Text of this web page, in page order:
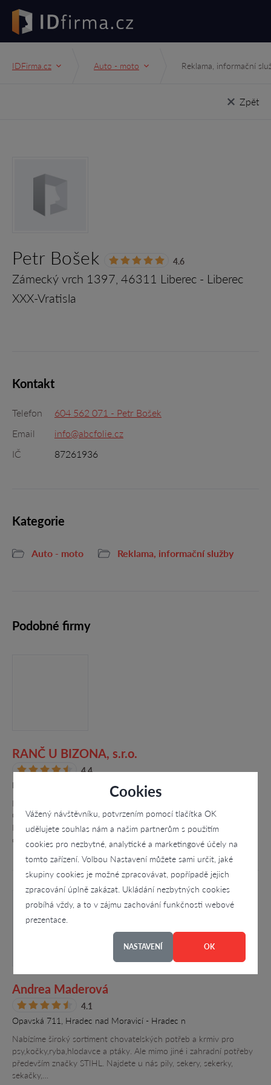
Cookies
Vážený návštěvníku, potvrzením pomocí tlačítka OK
udělujete souhlas nám a našim partnerům s použitím
cookies pro nezbytné, analytické a marketingové účely na
tomto zařízení. Volbou Nastavení můžete sami určit, jaké
skupiny cookies je možné zpracovávat, popřípadě jejich
zpracování úplně zakázat. Ukládání nezbytných cookies
probíhá vždy, a to v zájmu zachování funkčnosti webové
prezentace.
NASTAVENÍ OK
IDFirma.cz Auto - moto Reklama, informační
Zpět
Petr Bošek 4.6
Zámecký vrch 1397, 46311 Liberec - Liberec
XXX-Vratisla
Kontakt
Telefon
604 562 071 - Petr Bošek
Email
info@abcfolie.cz
IČ
87261936
Kategorie
Auto - moto Reklama, informační služby
Podobné firmy
RANČ U BIZONA, s.r.o.
4.4
Kuřimská Nová Ves č. 3, Kuřimská Nová Ves
RANČ U BIZONA se nachází v krásném a klidném prostředí
Českomoravské vysočiny 35km od Brna v rekreační oblasti
Kutinyn u Řikonína. Tato oblast je ideálním místem pro turisty,
cykloturisty, houbaře…
Andrea Maderová
4.1
Opavská 711, Hradec nad Moravicí - Hradec n
Nabízíme široký sortiment chovatelských potřeb a krmiv pro
psy,kočky,ryba,hlodavce a ptáky. Ale mimo jiné i zahradní potřeby
především značky STIHL. Najdete u nás pily, sekery, sekerky,
sekačky,…